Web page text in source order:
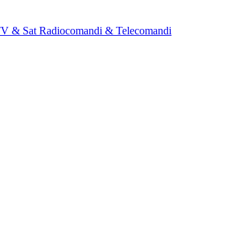
& Sat Radiocomandi & Telecomandi